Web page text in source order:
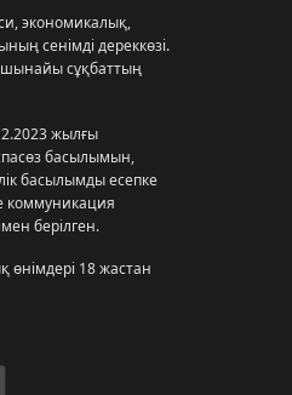
экономикалық,
сенімді дереккөзі.
шынайы сұқбаттың
жылғы
басылымын,
басылымды есепке
коммуникация
берілген.
өнімдері 18 жастан